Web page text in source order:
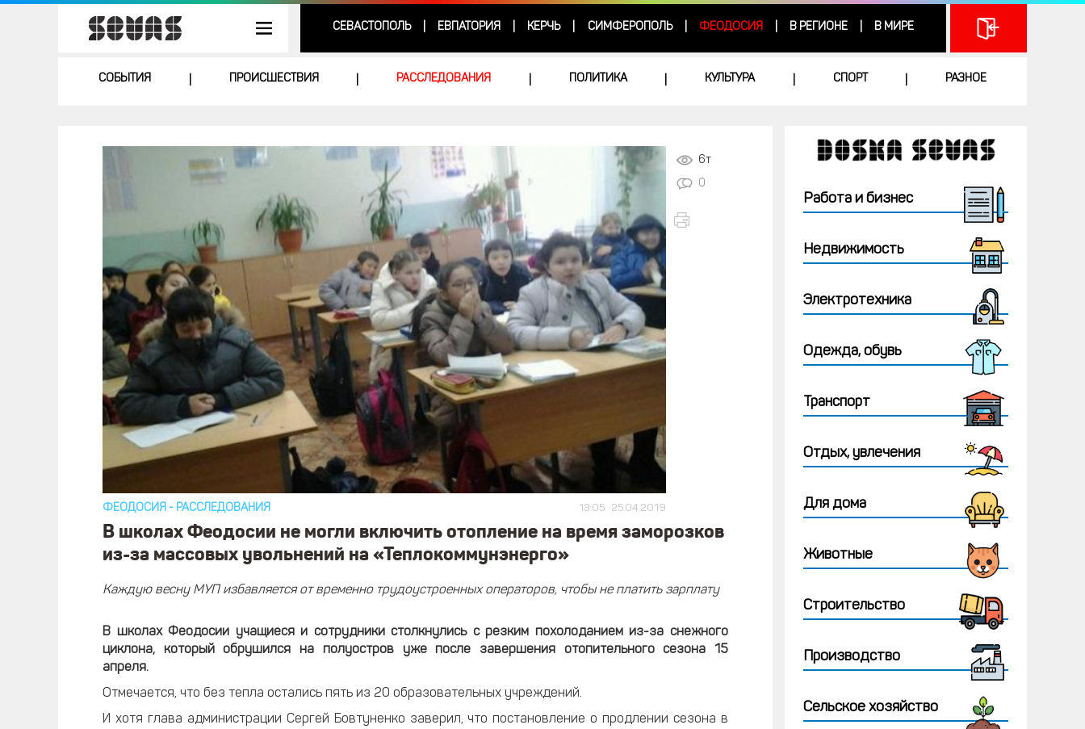
СЕВАСТОПОЛЬ ЕВПАТОРИЯ КЕРЧЬ СИМФЕРОПОЛЬ ФЕОДОСИЯ В РЕГИОНЕ В МИРЕ
СОБЫТИЯ ПРОИСШЕСТВИЯ РАССЛЕДОВАНИЯ ПОЛИТИКА КУЛЬТУРА СПОРТ РАЗНОЕ
13:05 25.04.2019
ФЕОДОСИЯ - РАССЛЕДОВАНИЯ
6т
0
​В школах Феодосии не могли включить отопление на время заморозков
из-за массовых увольнений на «Теплокоммунэнерго»
Каждую весну МУП избавляется от временно трудоустроенных операторов, чтобы не платить зарплату
В школах Феодосии учащиеся и сотрудники столкнулись с резким похолоданием из-за снежного
циклона, который обрушился на полуостров уже после завершения отопительного сезона 15
апреля.
Отмечается, что без тепла остались пять из 20 образовательных учреждений.
И хотя глава администрации Сергей Бовтуненко заверил, что постановление о продлении сезона в
Работа и бизнес
Недвижимость
Электротехника
Одежда, обувь
Транспорт
Отдых, увлечения
Для дома
Животные
Строительство
Производство
Сельское хозяйство